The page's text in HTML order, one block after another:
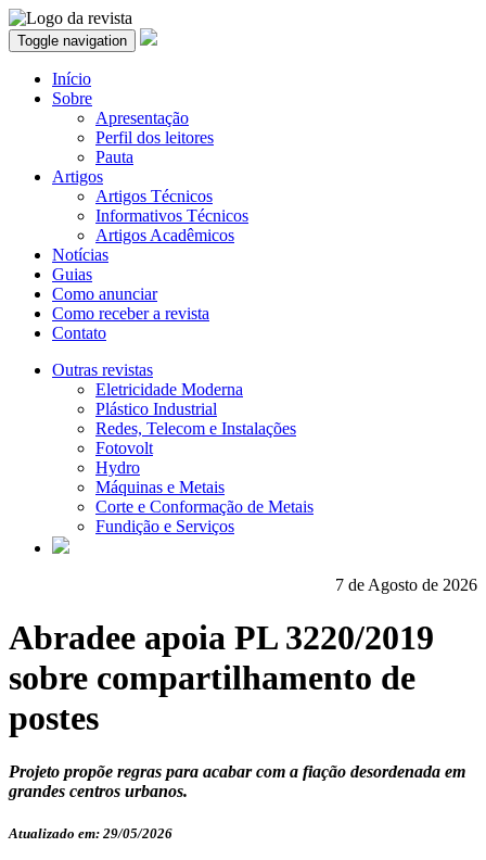
Toggle navigation
Início
Sobre
Apresentação
Perfil dos leitores
Pauta
Artigos
Artigos Técnicos
Informativos Técnicos
Artigos Acadêmicos
Notícias
Guias
Como anunciar
Como receber a revista
Contato
Outras revistas
Eletricidade Moderna
Plástico Industrial
Redes, Telecom e Instalações
Fotovolt
Hydro
Máquinas e Metais
Corte e Conformação de Metais
Fundição e Serviços
7 de Agosto de 2026
Abradee apoia PL 3220/2019
sobre compartilhamento de
postes
Projeto propõe regras para acabar com a fiação desordenada em
grandes centros urbanos.
Atualizado em: 29/05/2026